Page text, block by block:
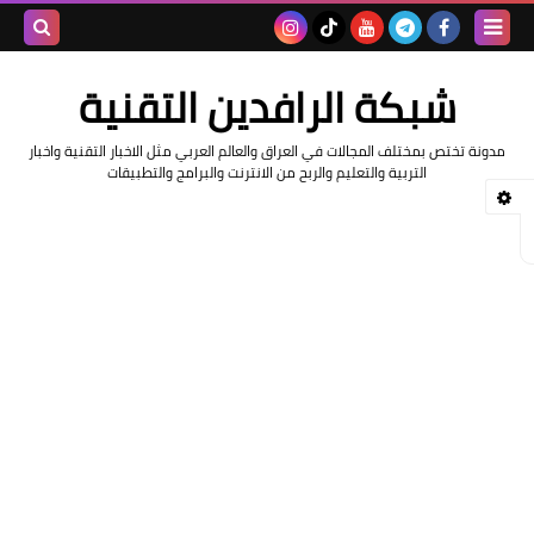
شبكة الرافدين التقنية
مدونة تختص بمختلف المجالات في العراق والعالم العربي مثل الاخبار التقنية واخبار
التربية والتعليم والربح من الانترنت والبرامج والتطبيقات